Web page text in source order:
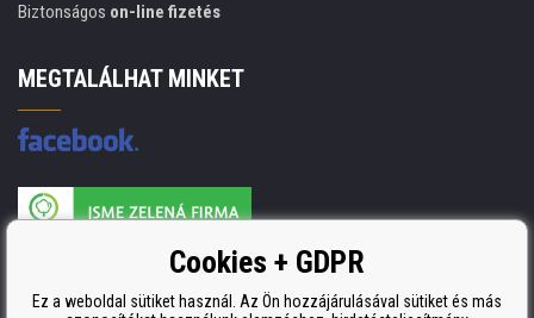
Biztonságos on-line fizetés
MEGTALÁLHAT MINKET
A nyomtatási kellékek gyártója ISO 9001 tanúsítvánnyal rendelkezik
ISO 9001, ISO 14001 és STMC.Cookies + GDPR
Ez a weboldal sütiket használ. Az Ön hozzájárulásával sütiket és más